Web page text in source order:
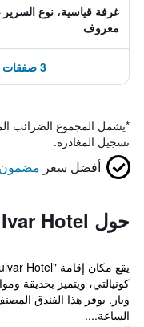
غرفة قياسية، نوع السرير
معروف
3 صفقات إضافية ابتداءً من 250 ﷼
*يشمل المجموع الضرائب
تسجيل المغادرة.
أفضل سعر مضمون
حول Bulvar Hotel
كونيالتي، ويتميز بحديقة
الساعة....